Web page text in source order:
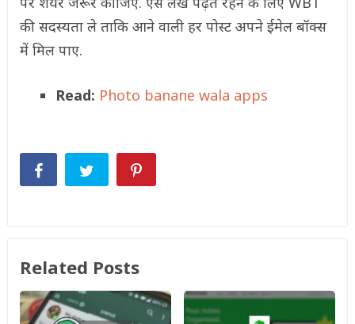
की सदस्यता ले ताकि आने वाली हर पोस्ट अपने ईमेल बॉक्स
में मिल पाए.
Read: Photo banane wala apps
Related Posts